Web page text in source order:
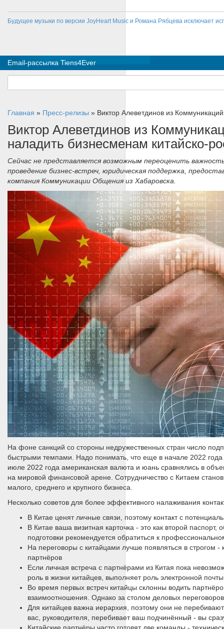
Будущее музыки по версии JoyHeart Music и Романа Рябцева исключает
Email-рассылка Tiens4Ever
Главная » Пресс-релизы » Виктор Алеветдинов из
Виктор Алеветдинов из
наладить бизнесменам китайско-
Сейчас не представляется возможным переоценить
проведение бизнес-встреч, юридическая поддержка,
компания Коммуникации Общения из Хабаровска.
На фоне санкций со стороны недружественных стран число
быстрыми темпами. Надо понимать, что еще в начале 2022
июле 2022 года американская валюта и юань сравнялись в
на мировой финансовой арене. Сотрудничество с Китаем
малого, среднего и крупного бизнеса.
Несколько советов для более эффективного налаживания
В Китае ценят личные связи, поэтому контакт с
В Китае ваша визитная карточка - это как второй
подготовки рекомендуется обратиться к
На переговоры с китайцами лучше появляться в строгом
партнёров
Если личная встреча с партнёрами из Китая пока
роль в жизни китайцев, выполняет роль электронной
Во время первых встреч китайцы склонны водить
взаимоотношения. Однако за столом деловых
Для китайцев важна иерархия, поэтому они не
вас, руководителя, перебивает ваш подчинённый - вы